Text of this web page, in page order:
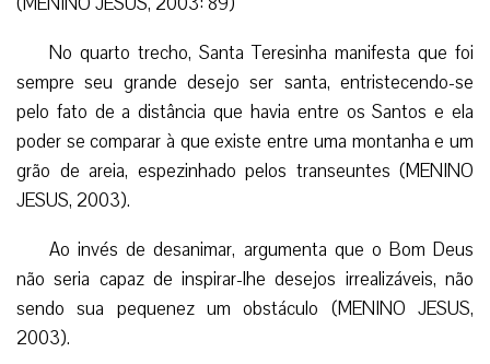
No quarto trecho, Santa Teresinha manifesta que foi
sempre seu grande desejo ser santa, entristecendo-se
pelo fato de a distância que havia entre os Santos e ela
poder se comparar à que existe entre uma montanha e um
grão de areia, espezinhado pelos transeuntes (MENINO
JESUS, 2003).
Ao invés de desanimar, argumenta que o Bom Deus
não seria capaz de inspirar-lhe desejos irrealizáveis, não
sendo sua pequenez um obstáculo (MENINO JESUS,
2003).